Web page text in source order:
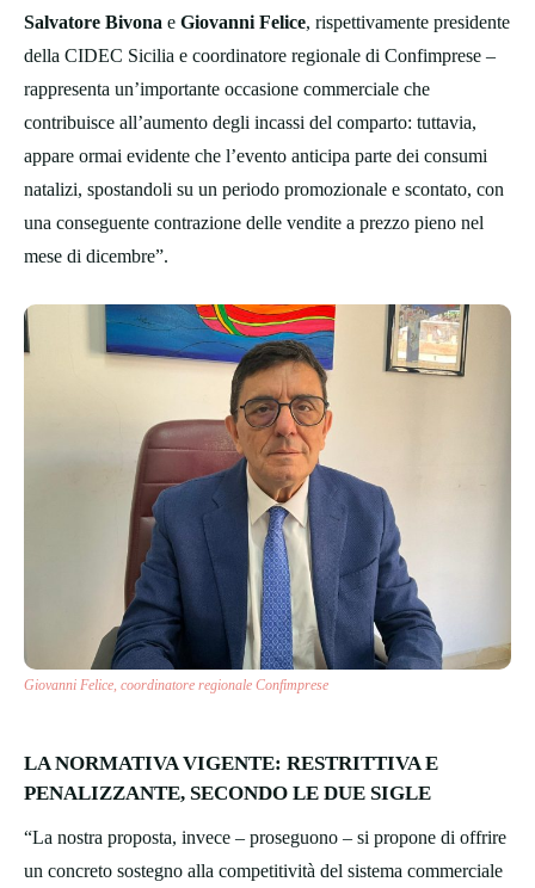
Salvatore Bivona e Giovanni Felice, rispettivamente presidente
della CIDEC Sicilia e coordinatore regionale di Confimprese –
rappresenta un’importante occasione commerciale che
contribuisce all’aumento degli incassi del comparto: tuttavia,
appare ormai evidente che l’evento anticipa parte dei consumi
natalizi, spostandoli su un periodo promozionale e scontato, con
una conseguente contrazione delle vendite a prezzo pieno nel
mese di dicembre”.
Giovanni Felice, coordinatore regionale Confimprese
LA NORMATIVA VIGENTE: RESTRITTIVA E
PENALIZZANTE, SECONDO LE DUE SIGLE
“La nostra proposta, invece – proseguono – si propone di offrire
un concreto sostegno alla competitività del sistema commerciale